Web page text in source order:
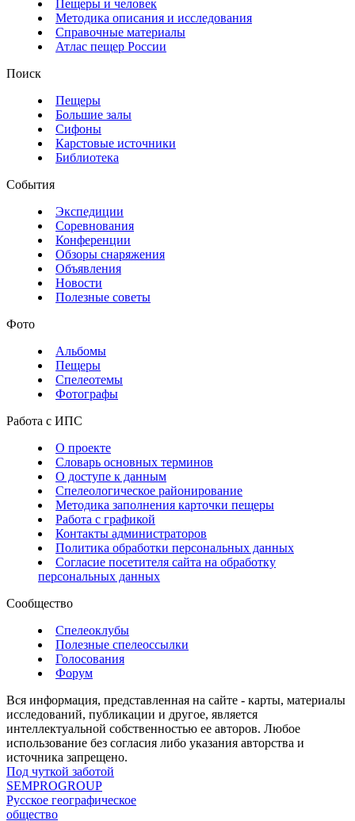
Пещеры и человек
Методика описания и исследования
Справочные материалы
Атлас пещер России
Поиск
Пещеры
Большие залы
Сифоны
Карстовые источники
Библиотека
События
Экспедиции
Соревнования
Конференции
Обзоры снаряжения
Объявления
Новости
Полезные советы
Фото
Альбомы
Пещеры
Спелеотемы
Фотографы
Работа с ИПС
О проекте
Словарь основных терминов
О доступе к данным
Спелеологическое районирование
Методика заполнения карточки пещеры
Работа с графикой
Контакты администраторов
Политика обработки персональных данных
Согласие посетителя сайта на обработку
персональных данных
Сообщество
Спелеоклубы
Полезные спелеоссылки
Голосования
Форум
Вся информация, представленная на сайте - карты, материалы
исследований, публикации и другое, является
интеллектуальной собственностью ее авторов. Любое
использование без согласия либо указания авторства и
источника запрещено.
Под чуткой заботой
SEMPROGROUP
Русское географическое
общество